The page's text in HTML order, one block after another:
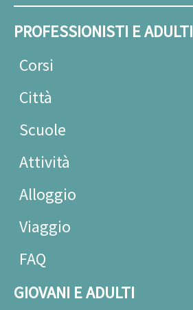
PROFESSIONISTI E ADULTI
Corsi
Città
Scuole
Attività
Alloggio
Viaggio
FAQ
GIOVANI E ADULTI